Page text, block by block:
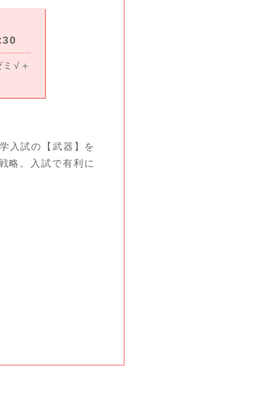
√＋
入試の【武器】を
略。入試で有利に